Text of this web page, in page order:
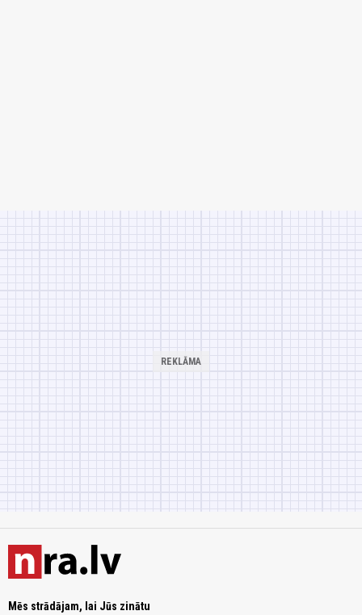
Mēs strādājam, lai Jūs zinātu